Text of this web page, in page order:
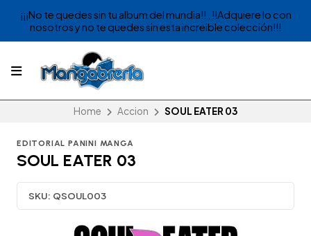
¡¡¡No te quedes sin tu album del mundia!! , !!Adquiere lo con
nosotros y no te quedes sin esta increible colección!!!
Home Accion SOUL EATER 03
EDITORIAL PANINI MANGA
SOUL EATER 03
SKU: QSOUL003